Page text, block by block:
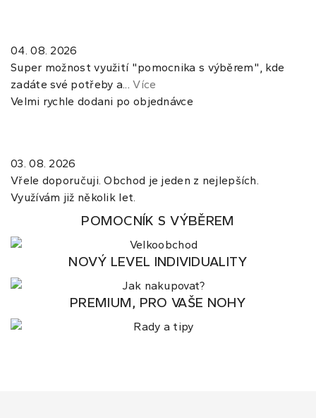
04. 08. 2026
Super možnost využití "pomocnika s výběrem", kde
zadáte své potřeby a...Více
Velmi rychle dodani po objednávce
03. 08. 2026
Vřele doporučuji. Obchod je jeden z nejlepších.
Využívám již několik let.
POMOCNÍK S VÝBĚREM
NOVÝ LEVEL INDIVIDUALITY
PREMIUM, PRO VAŠE NOHY